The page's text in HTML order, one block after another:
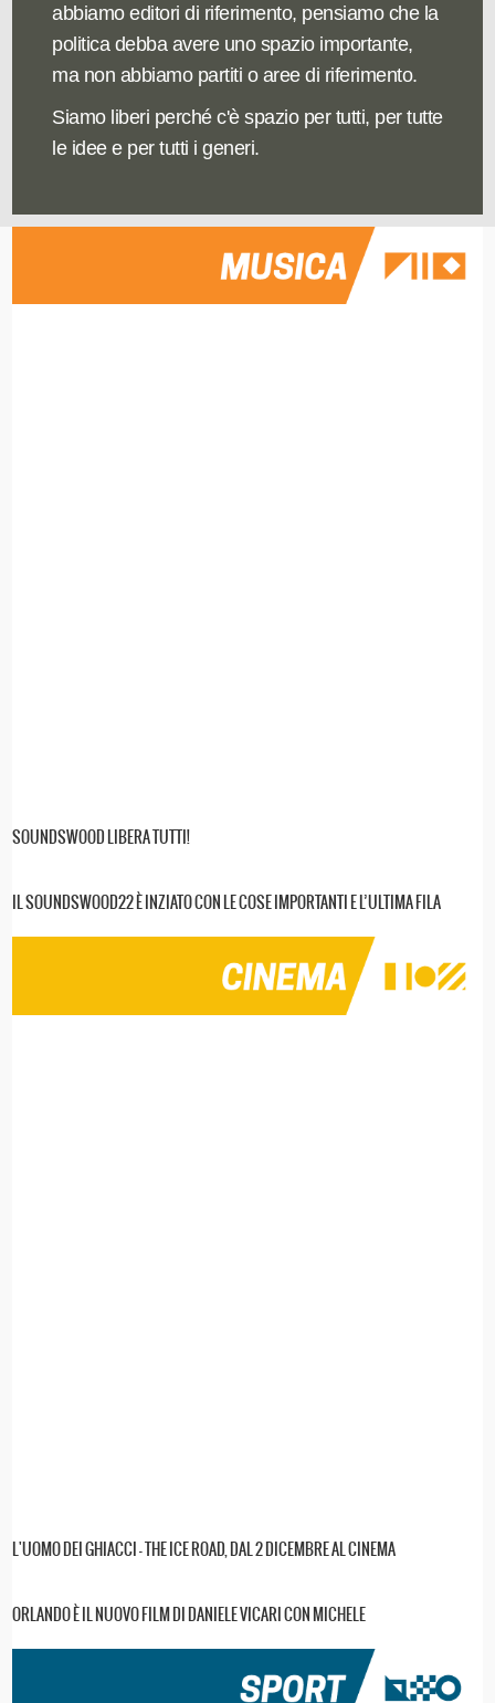
abbiamo editori di riferimento, pensiamo che la
politica debba avere uno spazio importante,
ma non abbiamo partiti o aree di riferimento.
Siamo liberi perché c'è spazio per tutti, per tutte
le idee e per tutti i generi.
SOUNDSWOOD LIBERA TUTTI!
IL SOUNDSWOOD22 È INZIATO CON LE COSE IMPORTANTI E L’ULTIMA FILA
L'UOMO DEI GHIACCI - THE ICE ROAD, DAL 2 DICEMBRE AL CINEMA
ORLANDO È IL NUOVO FILM DI DANIELE VICARI CON MICHELE